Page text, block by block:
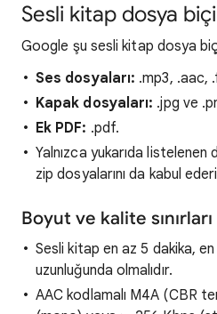
Sesli kitap dosya
Google şu sesli kitap dosya
Ses dosyaları: .mp3, .aac,
Kapak dosyaları: .jpg ve
Ek PDF: .pdf.
Yalnızca yukarıda
zip dosyalarını da kabul
Boyut ve kalite sınırları
Sesli kitap en az 5 dakika,
uzunluğunda olmalıdır.
AAC kodlamalı M4A (CBR